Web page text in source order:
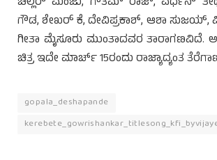
ಗೌಡ, ಶೇಖರ್ ಕೆ, ದೇವಿಪ್ರಕಾಶ್, ಆಶಾ ಸುಜಯ್,
ಗೀತಾ ಮೈಸೂರು ಮುಂತಾದವರ ತಾರಾಗಣವಿದೆ.
ಚಿತ್ರ ಇದೇ ಮಾರ್ಚ್ 15ರಂದು ರಾಜ್ಯಾದ್ಯಂತ
gopala_deshapande